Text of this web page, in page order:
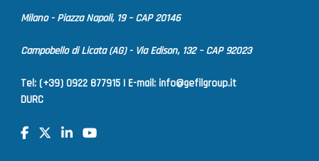
Milano - Piazza Napoli, 19 – CAP 20146
Campobello di Licata (AG) - Via Edison, 132 – CAP 92023
Tel: (+39) 0922 877915 | E-mail: info@gefilgroup.it
DURC